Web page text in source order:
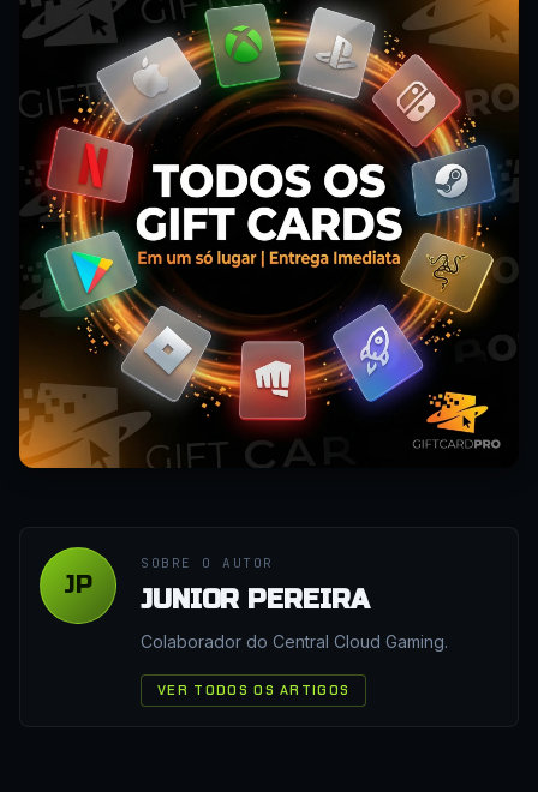
JP
SOBRE O AUTOR
JUNIOR PEREIRA
Colaborador do Central Cloud Gaming.
VER TODOS OS ARTIGOS